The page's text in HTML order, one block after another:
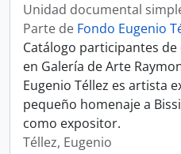
Unidad documental
Parte de Fondo Eugenio
Catálogo participantes
en Galería de Arte
Eugenio Téllez es artista
pequeño homenaje a
como expositor.
Téllez, Eugenio